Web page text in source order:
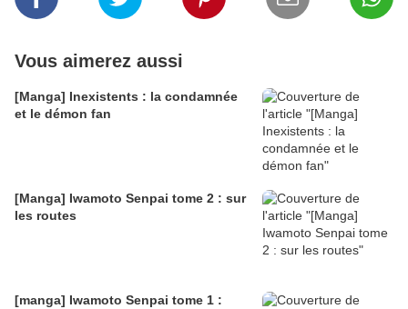
Vous aimerez aussi
[Manga] Inexistents : la condamnée
et le démon fan
[Manga] Iwamoto Senpai tome 2 : sur
les routes
[manga] Iwamoto Senpai tome 1 :